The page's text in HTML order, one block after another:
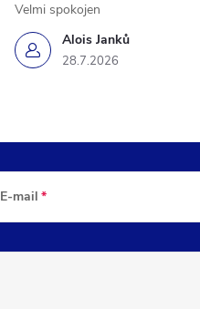
Alois Janků
28.7.2026
Velmi spokojen
E-mail